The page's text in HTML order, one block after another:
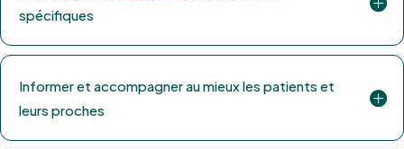
spécifiques
Informer et accompagner au mieux les patients et
leurs proches